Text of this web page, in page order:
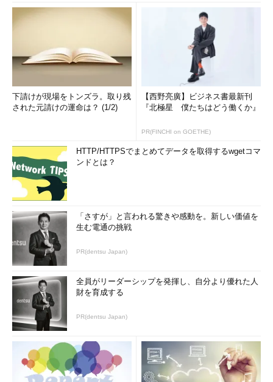
下請けが現場をトンズラ。取り残
された元請けの運命は？ (1/2)
【西野亮廣】ビジネス書最新刊
『北極星 僕たちはどう働くか』
PR(FINCHI on GOETHE)
HTTP/HTTPSでまとめてデータを取得するwgetコマ
ンドとは？
「さすが」と言われる驚きや感動を。新しい価値を
生む電通の挑戦
PR(dentsu Japan)
全員がリーダーシップを発揮し、自分より優れた人
財を育成する
PR(dentsu Japan)